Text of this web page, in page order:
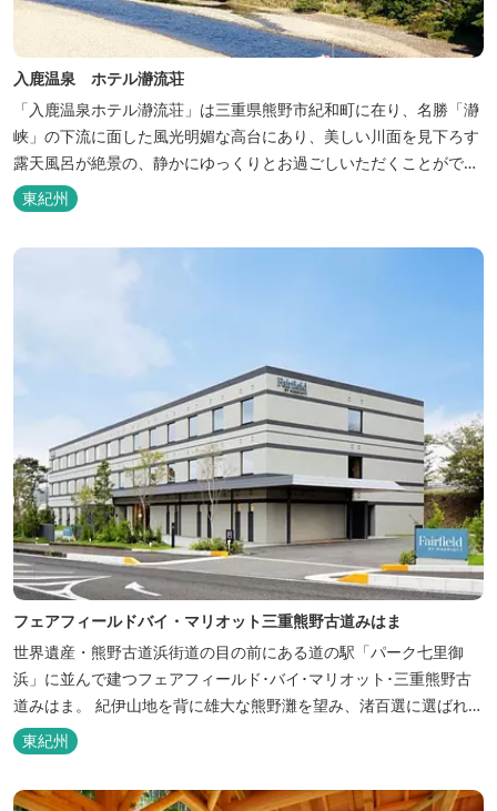
入鹿温泉 ホテル瀞流荘
「入鹿温泉ホテル瀞流荘」は三重県熊野市紀和町に在り、名勝「瀞
峡」の下流に面した風光明媚な高台にあり、美しい川面を見下ろす
露天風呂が絶景の、静かにゆっくりとお過ごしいただくことができ
る温泉宿泊施設です。 熊野古道をはじめ、日本一の棚田と称される
丸山千枚田、赤木城跡、熊野本宮大社（熊野三山）、玉置神社が近
くに点在し、和歌山・奈良の遺産や名所からも近いことから観光ア
東紀州
フェアフィールドバイ・マリオット三重熊野古道みはま
世界遺産・熊野古道浜街道の目の前にある道の駅「パーク七里御
浜」に並んで建つフェアフィールド･バイ･マリオット･三重熊野古
道みはま。 紀伊山地を背に雄大な熊野灘を望み、渚百選に選ばれた
七里御浜海岸などの美しい自然が広がります。一年を通して暖かで
過ごしやすく、季節を通じて穫れる数々の品種のみかんをはじめ、
豊富な畑の幸や海の幸を堪能していただけます。 風光明媚な御浜を
東紀州